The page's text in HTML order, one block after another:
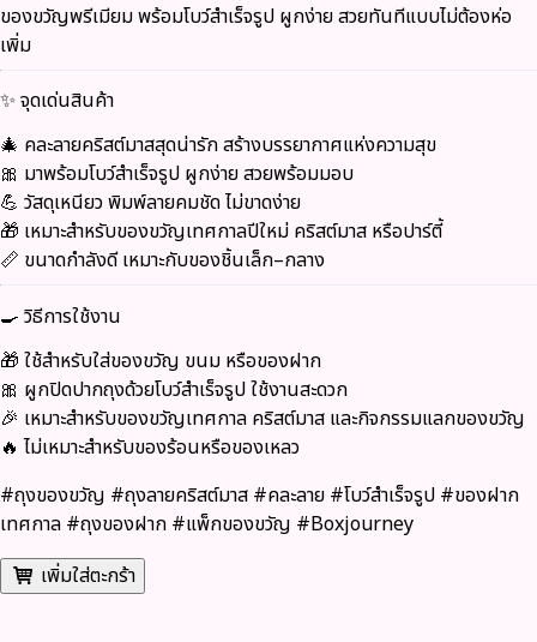
ของขวัญพรีเมียม พร้อมโบว์สำเร็จรูป ผูกง่าย สวยทันทีแบบไม่ต้องห่อ
เพิ่ม
✨ จุดเด่นสินค้า
🎄 คละลายคริสต์มาสสุดน่ารัก สร้างบรรยากาศแห่งความสุข
🎀 มาพร้อมโบว์สำเร็จรูป ผูกง่าย สวยพร้อมมอบ
💪 วัสดุเหนียว พิมพ์ลายคมชัด ไม่ขาดง่าย
🎁 เหมาะสำหรับของขวัญเทศกาลปีใหม่ คริสต์มาส หรือปาร์ตี้
📏 ขนาดกำลังดี เหมาะกับของชิ้นเล็ก–กลาง
🍳 วิธีการใช้งาน
🎁 ใช้สำหรับใส่ของขวัญ ขนม หรือของฝาก
🎀 ผูกปิดปากถุงด้วยโบว์สำเร็จรูป ใช้งานสะดวก
🎉 เหมาะสำหรับของขวัญเทศกาล คริสต์มาส และกิจกรรมแลกของขวัญ
🔥 ไม่เหมาะสำหรับของร้อนหรือของเหลว
#ถุงของขวัญ #ถุงลายคริสต์มาส #คละลาย #โบว์สำเร็จรูป #ของฝาก
เทศกาล #ถุงของฝาก #แพ็กของขวัญ #Boxjourney
เพิ่มใส่ตะกร้า